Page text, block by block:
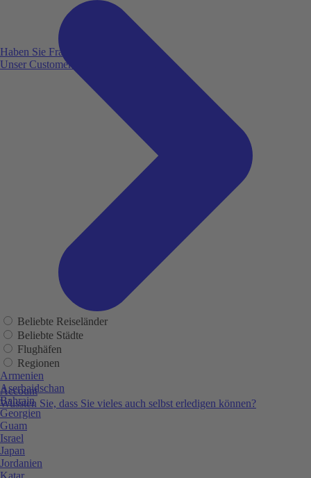
Haben Sie Fragen?
Unser Customer Service ist für Sie da!
Account
Wussten Sie, dass Sie vieles auch selbst erledigen können?
Beliebte Reiseländer
Beliebte Städte
Flughäfen
Regionen
Armenien
Aserbaidschan
Bahrain
Georgien
Guam
Israel
Japan
Jordanien
Katar